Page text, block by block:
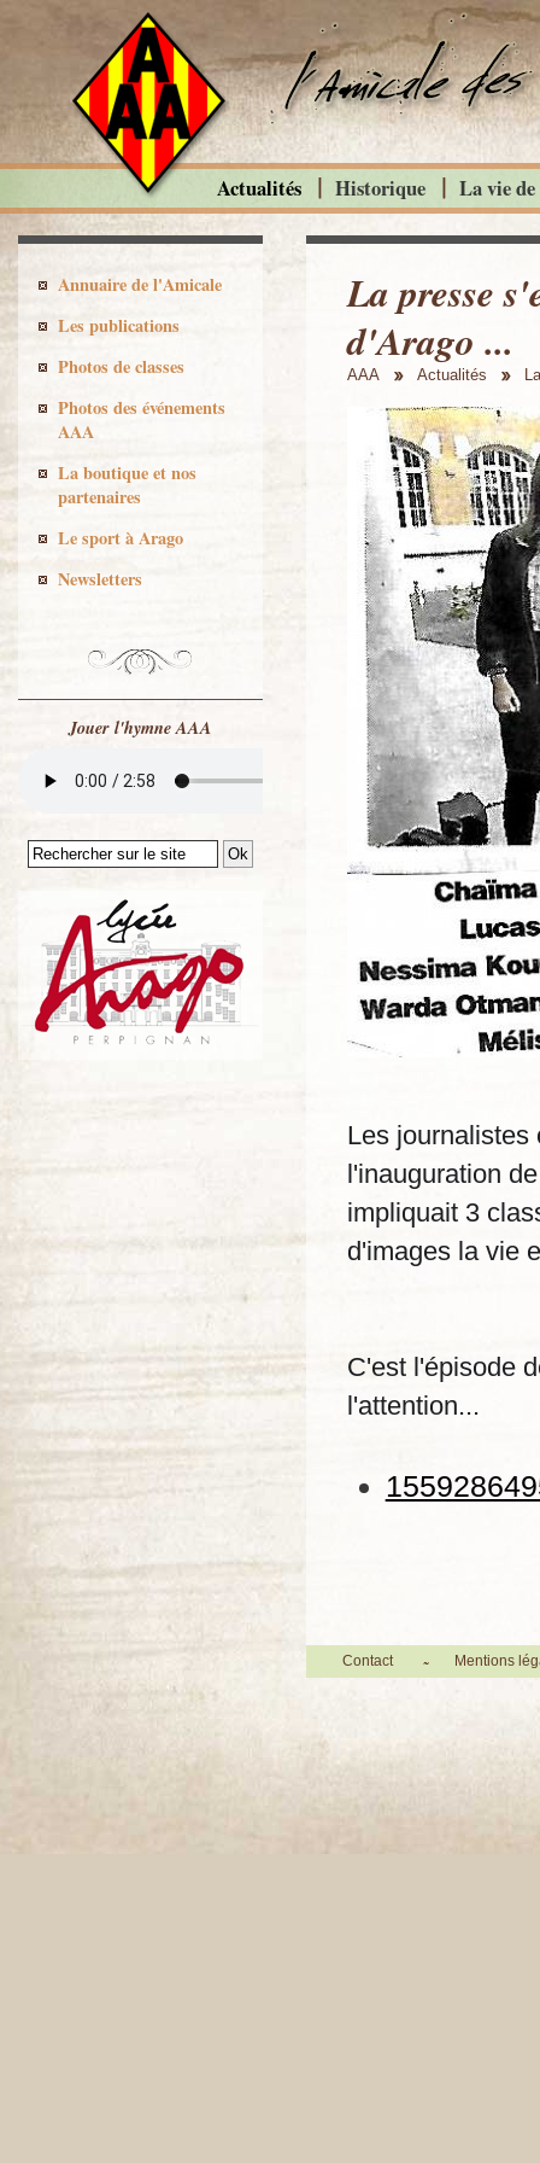
La presse
d'Arago ...
AAA Actualités
Les journalistes
l'inauguration
impliquait 3
d'images la vie
C'est l'épisode
l'attention...
Actualités Historique La vie
Annuaire de l'Amicale
Les publications
Photos de classes
Photos des événements
AAA
La boutique et nos
partenaires
Le sport à Arago
Newsletters
Jouer l'hymne AAA
Contact Mentions